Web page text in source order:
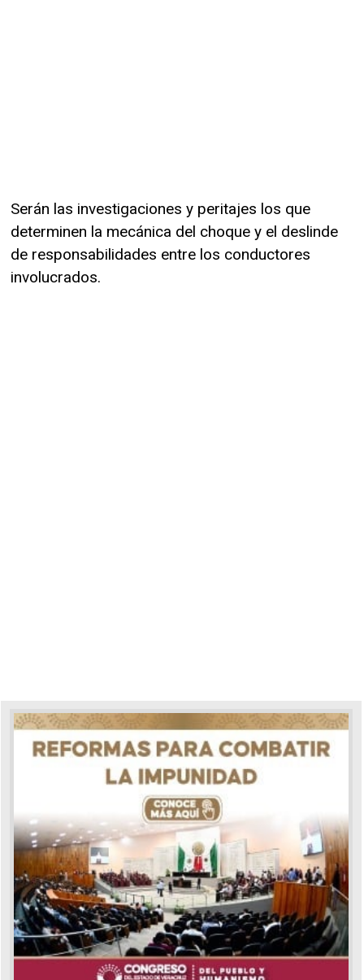
Serán las investigaciones y peritajes los que
determinen la mecánica del choque y el deslinde
de responsabilidades entre los conductores
involucrados.